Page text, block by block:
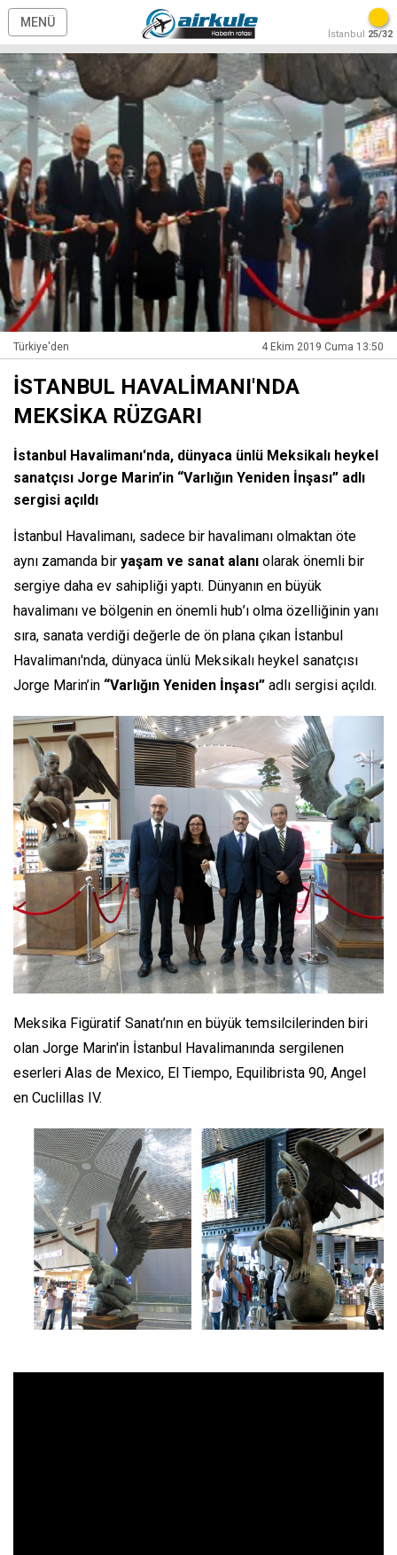
MENÜ
İstanbul 25/32
Türkiye'den 4 Ekim 2019 Cuma 13:50
İSTANBUL HAVALİMANI'NDA
MEKSİKA RÜZGARI
İstanbul Havalimanı'nda, dünyaca ünlü Meksikalı heykel
sanatçısı Jorge Marin’in “Varlığın Yeniden İnşası” adlı
sergisi açıldı
İstanbul Havalimanı, sadece bir havalimanı olmaktan öte
aynı zamanda bir yaşam ve sanat alanı olarak önemli bir
sergiye daha ev sahipliği yaptı. Dünyanın en büyük
havalimanı ve bölgenin en önemli hub’ı olma özelliğinin yanı
sıra, sanata verdiği değerle de ön plana çıkan İstanbul
Havalimanı'nda, dünyaca ünlü Meksikalı heykel sanatçısı
Jorge Marin’in “Varlığın Yeniden İnşası” adlı sergisi açıldı.
Meksika Figüratif Sanatı’nın en büyük temsilcilerinden biri
olan Jorge Marin'in İstanbul Havalimanında sergilenen
eserleri Alas de Mexico, El Tiempo, Equilibrista 90, Angel
en Cuclillas IV.